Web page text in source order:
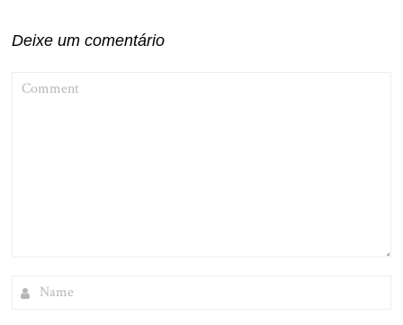
Deixe um comentário